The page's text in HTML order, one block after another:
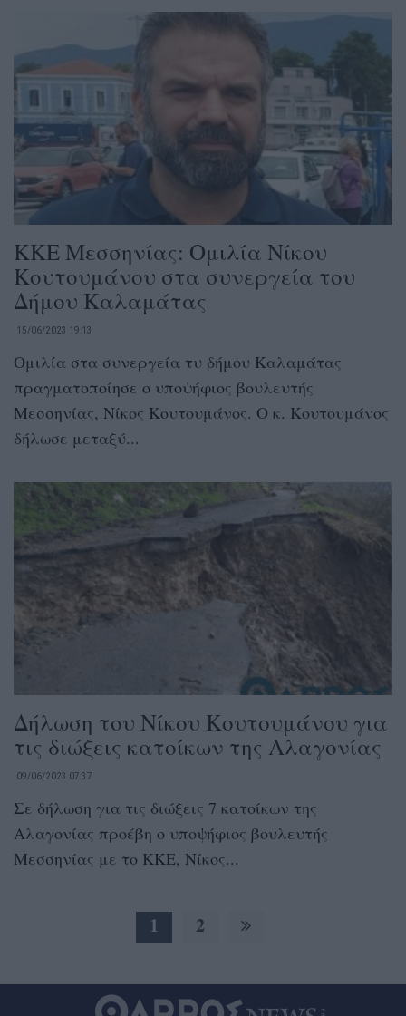
ΚΚΕ Μεσσηνίας: Ομιλία Νίκου
Κουτουμάνου στα συνεργεία του
Δήμου Καλαμάτας
15/06/2023 19:13
Ομιλία στα συνεργεία τυ δήμου Καλαμάτας
πραγματοποίησε ο υποψήφιος βουλευτής
Μεσσηνίας, Νίκος Κουτουμάνος. Ο κ. Κουτουμάνος
δήλωσε μεταξύ...
Δήλωση του Νίκου Κουτουμάνου για
τις διώξεις κατοίκων της Αλαγονίας
09/06/2023 07:37
Σε δήλωση για τις διώξεις 7 κατοίκων της
Αλαγονίας προέβη ο υποψήφιος βουλευτής
Μεσσηνίας με το ΚΚΕ, Νίκος...
1 2